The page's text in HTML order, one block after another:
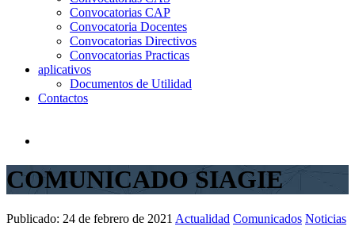
Convocatorias CAP
Convocatoria Docentes
Convocatorias Directivos
Convocatorias Practicas
aplicativos
Documentos de Utilidad
Contactos
COMUNICADO SIAGIE
Publicado: 24 de febrero de 2021 Actualidad Comunicados Noticias